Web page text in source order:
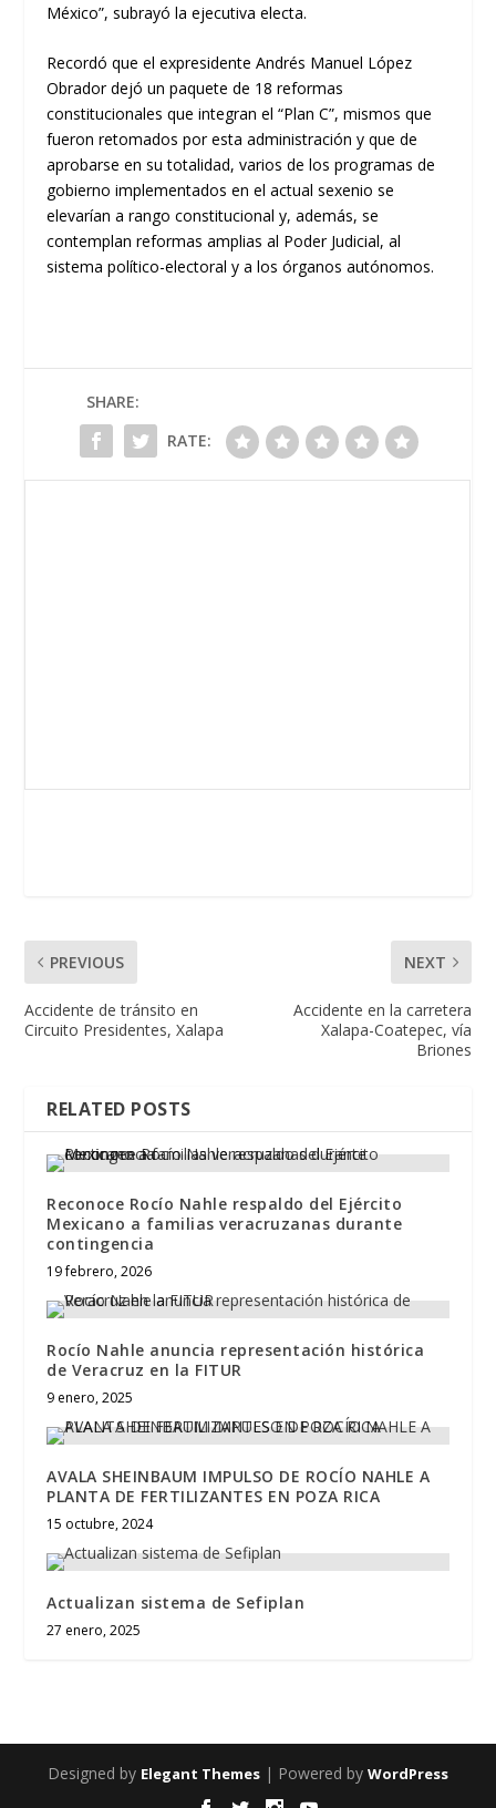
México”, subrayó la ejecutiva electa.
Recordó que el expresidente Andrés Manuel López
Obrador dejó un paquete de 18 reformas
constitucionales que integran el “Plan C”, mismos que
fueron retomados por esta administración y que de
aprobarse en su totalidad, varios de los programas de
gobierno implementados en el actual sexenio se
elevarían a rango constitucional y, además, se
contemplan reformas amplias al Poder Judicial, al
sistema político-electoral y a los órganos autónomos.
SHARE:
RATE:
PREVIOUS
Accidente de tránsito en
Circuito Presidentes, Xalapa
NEXT
Accidente en la carretera
Xalapa-Coatepec, vía
Briones
RELATED POSTS
Reconoce Rocío Nahle respaldo del Ejército
Mexicano a familias veracruzanas durante
contingencia
19 febrero, 2026
Rocío Nahle anuncia representación histórica
de Veracruz en la FITUR
9 enero, 2025
AVALA SHEINBAUM IMPULSO DE ROCÍO NAHLE A
PLANTA DE FERTILIZANTES EN POZA RICA
15 octubre, 2024
Actualizan sistema de Sefiplan
27 enero, 2025
Designed by Elegant Themes | Powered by WordPress